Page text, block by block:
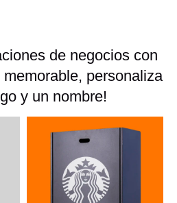
de negocios con
personaliza
y un nombre!